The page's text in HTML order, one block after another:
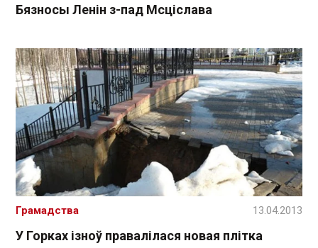
Бязносы Ленін з-пад Мсціслава
У Горках ізноў правалілася новая плітка
Грамадства 13.04.2013